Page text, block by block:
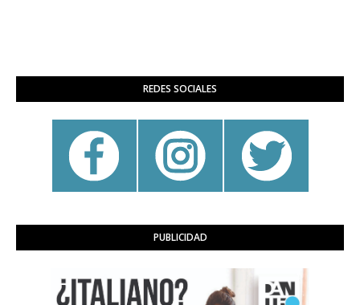
REDES SOCIALES
PUBLICIDAD